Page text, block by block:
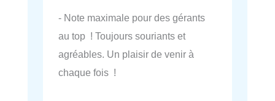
- Note maximale pour des gérants
au top ! Toujours souriants et
agréables. Un plaisir de venir à
chaque fois !